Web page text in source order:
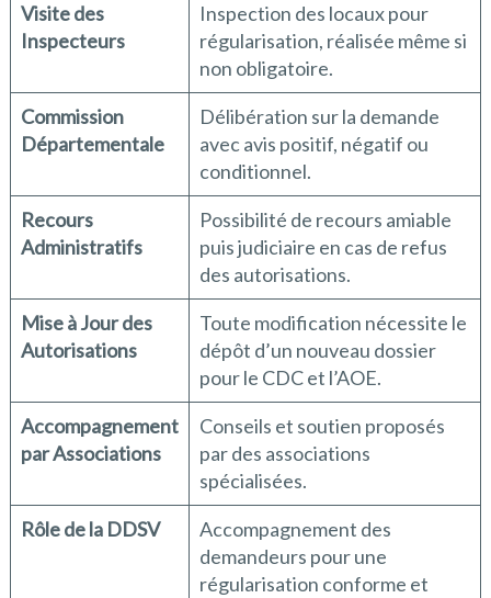
Visite des
Inspecteurs
Inspection des locaux pour
régularisation, réalisée même si
non obligatoire.
Commission
Départementale
Délibération sur la demande
avec avis positif, négatif ou
conditionnel.
Recours
Administratifs
Possibilité de recours amiable
puis judiciaire en cas de refus
des autorisations.
Mise à Jour des
Autorisations
Toute modification nécessite le
dépôt d’un nouveau dossier
pour le CDC et l’AOE.
Accompagnement
par Associations
Conseils et soutien proposés
par des associations
spécialisées.
Rôle de la DDSV
Accompagnement des
demandeurs pour une
régularisation conforme et